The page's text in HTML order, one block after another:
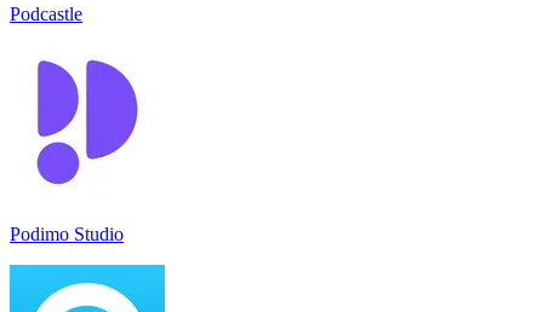
Podcastle
Podimo Studio